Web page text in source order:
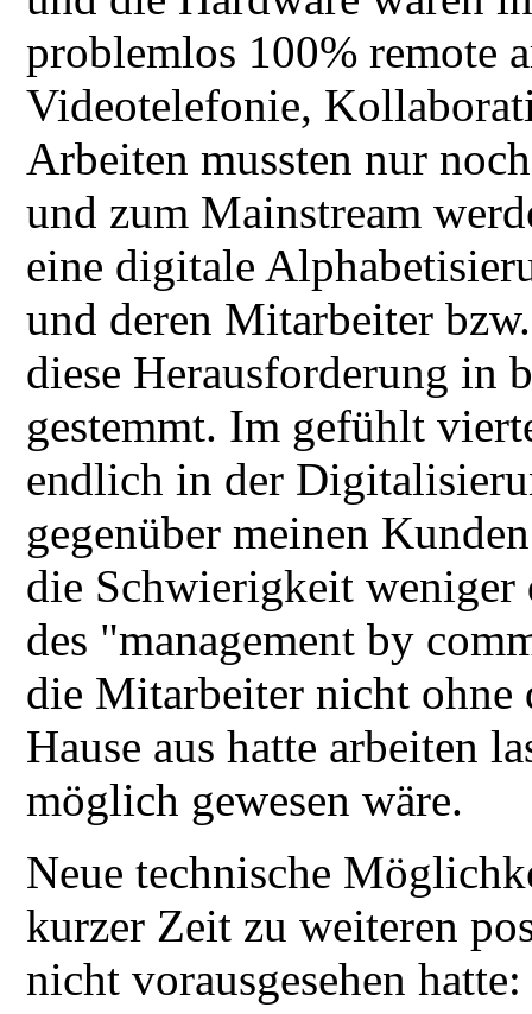
problemlos 100% remote
Videotelefonie,
Arbeiten mussten nur
und zum Mainstream
eine digitale
und deren Mitarbeiter
diese Herausforderung in
gestemmt. Im gefühlt
endlich in der
gegenüber meinen
die Schwierigkeit
des "management by
die Mitarbeiter nicht ohne
Hause aus hatte arbeiten
möglich gewesen wäre.
Neue technische
kurzer Zeit zu weiteren
nicht vorausgesehen hatte: